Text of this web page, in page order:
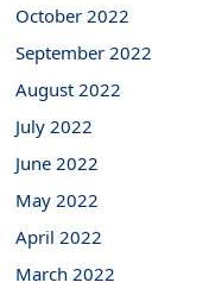
October 2022
September 2022
August 2022
July 2022
June 2022
May 2022
April 2022
March 2022